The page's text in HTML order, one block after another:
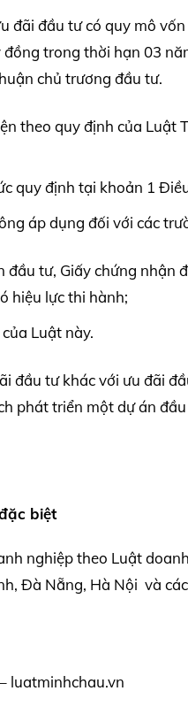
đãi đầu tư có quy mô
trong thời hạn 03
chủ trương đầu tư.
theo quy định của Luật
quy định tại khoản 1
áp dụng đối với các
đầu tư, Giấy chứng nhận
hiệu lực thi hành;
Luật này.
đầu tư khác với ưu đãi
phát triển một dự án
biệt
nghiệp theo Luật
Đà Nẵng, Hà Nội và
luatminhchau.vn